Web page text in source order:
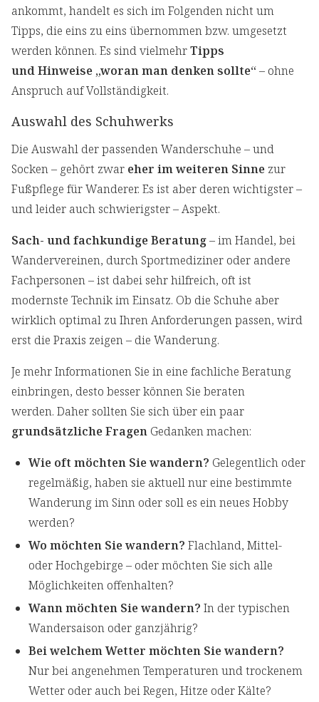
ankommt, handelt es sich im Folgenden nicht um
Tipps, die eins zu eins übernommen bzw. umgesetzt
werden können. Es sind vielmehrTipps
und Hinweise „woran man denken sollte“– ohne
Anspruch auf Vollständigkeit.
Auswahl des Schuhwerks
Die Auswahl der passenden Wanderschuhe – und
Socken – gehört zwar eher im weiteren Sinne zur
Fußpflege für Wanderer. Es ist aber deren wichtigster –
und leider auch schwierigster – Aspekt.
Sach- und fachkundige Beratung– im Handel, bei
Wandervereinen, durch Sportmediziner oder andere
Fachpersonen – ist dabei sehr hilfreich, oft ist
modernste Technik im Einsatz. Ob die Schuhe aber
wirklich optimal zu Ihren Anforderungen passen, wird
erst die Praxis zeigen – die Wanderung.
Je mehr Informationen Sie in eine fachliche Beratung
einbringen, desto besser können Sie beraten
werden. Daher sollten Sie sich über ein paar
grundsätzliche Fragen Gedanken machen:
Wie oft möchten Sie wandern? Gelegentlich oder
regelmäßig, haben sie aktuell nur eine bestimmte
Wanderung im Sinn oder soll es ein neues Hobby
werden?
Wo möchten Sie wandern? Flachland, Mittel-
oder Hochgebirge – oder möchten Sie sich alle
Möglichkeiten offenhalten?
Wann möchten Sie wandern? In der typischen
Wandersaison oder ganzjährig?
Bei welchem Wetter möchten Sie wandern?
Nur bei angenehmen Temperaturen und trockenem
Wetter oder auch bei Regen, Hitze oder Kälte?